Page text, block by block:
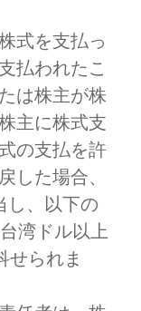
式を支払っ
払われたこ
は株主が株
主に株式支
の支払を許
した場合、
し、以下の
湾ドル以上
せられま